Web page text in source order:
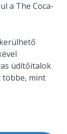
a The Coca-
üdítőitalok
többe, mint